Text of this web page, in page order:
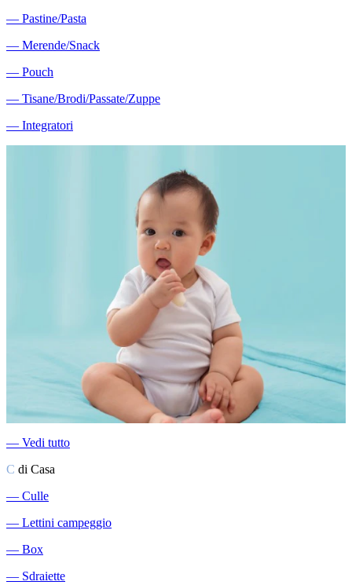
― Pastine/Pasta
― Merende/Snack
― Pouch
― Tisane/Brodi/Passate/Zuppe
― Integratori
― Vedi tutto
C di Casa
― Culle
― Lettini campeggio
― Box
― Sdraiette